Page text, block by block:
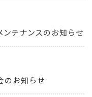
ンテナンスのお知らせ
お知らせ